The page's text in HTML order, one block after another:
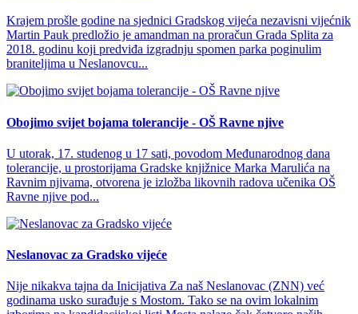
Krajem prošle godine na sjednici Gradskog vijeća nezavisni vijećnik
Martin Pauk predložio je amandman na proračun Grada Splita za
2018. godinu koji predviđa izgradnju spomen parka poginulim
braniteljima u Neslanovcu...
Obojimo svijet bojama tolerancije - OŠ Ravne njive
U utorak, 17. studenog u 17 sati, povodom Međunarodnog dana
tolerancije, u prostorijama Gradske knjižnice Marka Marulića na
Ravnim njivama, otvorena je izložba likovnih radova učenika OŠ
Ravne njive pod...
Neslanovac za Gradsko vijeće
Nije nikakva tajna da Inicijativa Za naš Neslanovac (ZNN) već
godinama usko surađuje s Mostom. Tako se na ovim lokalnim